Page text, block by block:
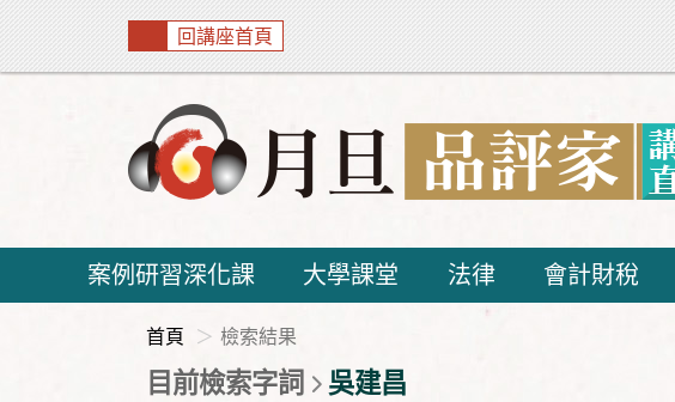
回講座首頁
案例研習深化課 大學課堂 法律 會計財稅
首頁 檢索結果
目前檢索字詞 吳建昌